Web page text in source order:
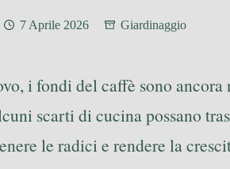
7 Aprile 2026 Giardinaggio
i fondi del caffè sono
scarti di cucina possano
le radici e rendere la